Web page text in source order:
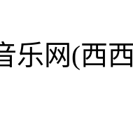
乐网(西